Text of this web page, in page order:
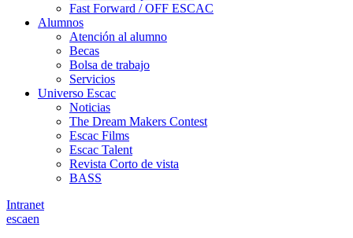
Fast Forward / OFF ESCAC
Alumnos
Atención al alumno
Becas
Bolsa de trabajo
Servicios
Universo Escac
Noticias
The Dream Makers Contest
Escac Films
Escac Talent
Revista Corto de vista
BASS
Intranet
escaen